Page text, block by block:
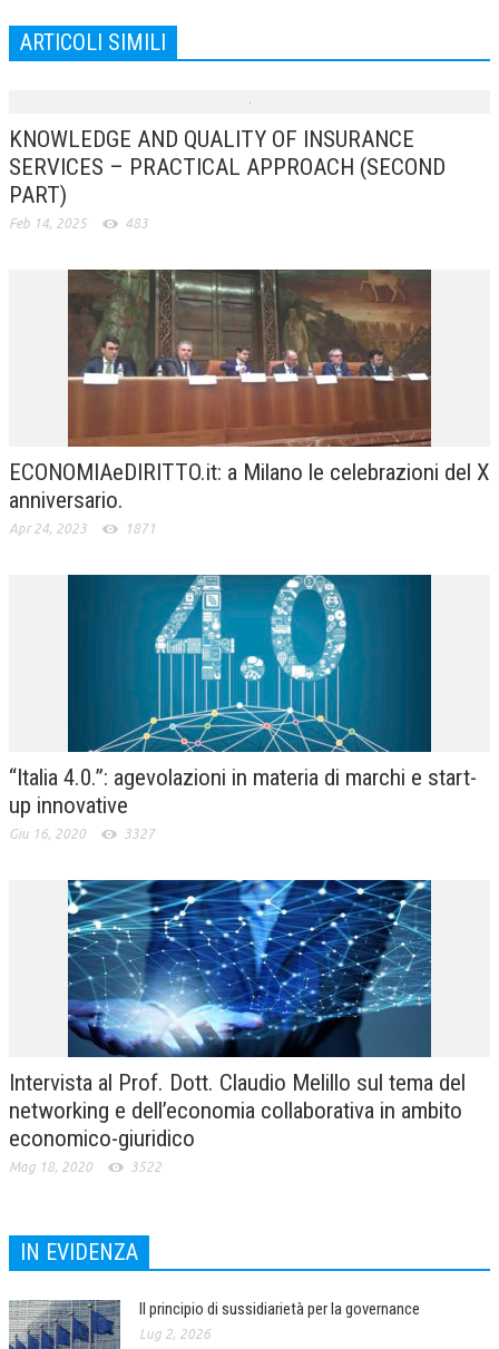
ARTICOLI SIMILI
KNOWLEDGE AND QUALITY OF INSURANCE
SERVICES – PRACTICAL APPROACH (SECOND
PART)
Feb 14, 2025 483
ECONOMIAeDIRITTO.it: a Milano le celebrazioni del X
anniversario.
Apr 24, 2023 1871
“Italia 4.0.”: agevolazioni in materia di marchi e start-
up innovative
Giu 16, 2020 3327
Intervista al Prof. Dott. Claudio Melillo sul tema del
networking e dell’economia collaborativa in ambito
economico-giuridico
Mag 18, 2020 3522
IN EVIDENZA
Il principio di sussidiarietà per la governance
Lug 2, 2026